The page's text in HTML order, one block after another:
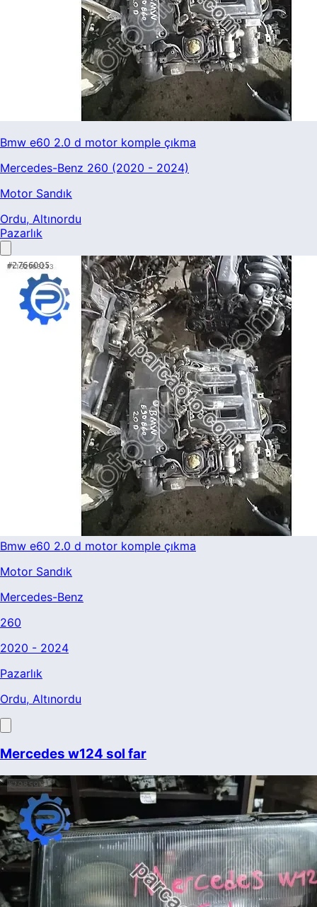
Bmw e60 2.0 d motor komple çıkma
Mercedes-Benz 260 (2020 - 2024)
Motor Sandık
Ordu, Altınordu
Pazarlık
Bmw e60 2.0 d motor komple çıkma
Motor Sandık
Mercedes-Benz
260
2020 - 2024
Pazarlık
Ordu, Altınordu
Mercedes w124 sol far